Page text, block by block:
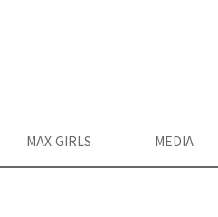
MAX GIRLS MEDIA